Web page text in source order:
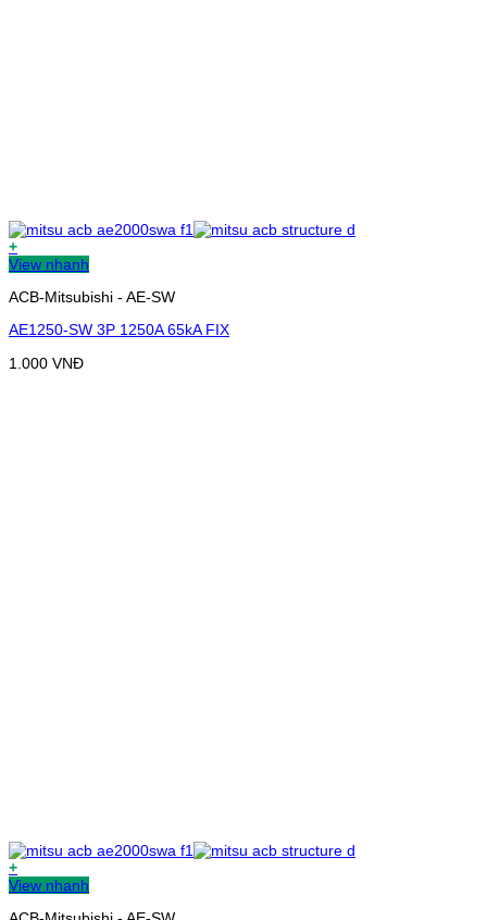
+
View nhanh
ACB-Mitsubishi - AE-SW
AE1250-SW 3P 1250A 65kA FIX
1.000 VNĐ
+
View nhanh